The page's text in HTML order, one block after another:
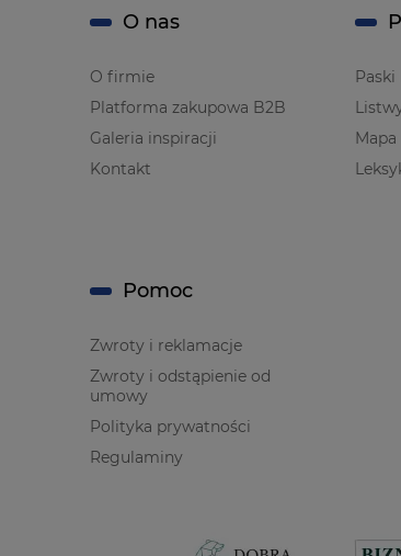
O nas
O firmie
Platforma zakupowa B2B
Galeria inspiracji
Kontakt
Paski
Pomoc
Zwroty i reklamacje
Zwroty i odstąpienie od
umowy
Polityka prywatności
Regulaminy